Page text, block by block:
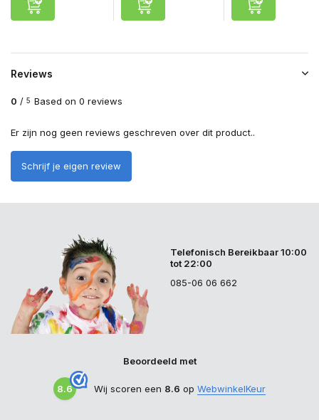
Reviews
0 / 5 Based on 0 reviews
Er zijn nog geen reviews geschreven over dit product..
Schrijf je eigen review
Telefonisch Bereikbaar 10:00
tot 22:00
085-06 06 662
Beoordeeld met
8.6 Wij scoren een 8.6 op WebwinkelKeur